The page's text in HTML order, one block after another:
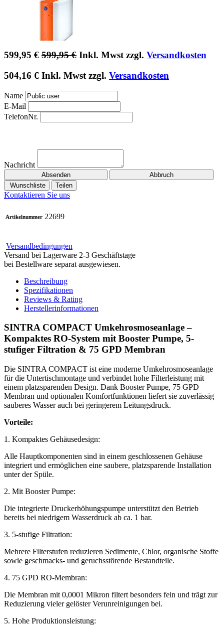
599,95 € 599,95€ Inkl. Mwst zzgl. Versandkosten
504,16 € Inkl. Mwst zzgl. Versandkosten
Name
E-Mail
TelefonNr.
Nachricht
Absenden
Abbruch
Wunschliste
Teilen
Kontaktieren Sie uns
Artikelnummer 22699
Versandbedingungen
Versand bei Lagerware 2-3 Geschäftstage
bei Bestellware separat ausgewiesen.
Beschreibung
Spezifikationen
Reviews & Rating
Herstellerinformationen
SINTRA COMPACT Umkehrosmoseanlage –
Kompaktes RO-System mit Booster Pumpe, 5-
stufiger Filtration & 75 GPD Membran​
Die SINTRA COMPACT ist eine moderne Umkehrosmoseanlage
für die Untertischmontage und verbindet hohe Filterleistung mit
einem platzsparenden Design. Dank Booster Pumpe, 75 GPD
Membran und optionalen Komfortfunktionen liefert sie zuverlässig
sauberes Wasser auch bei geringerem Leitungsdruck.
Vorteile:
1. Kompaktes Gehäusedesign:
Alle Hauptkomponenten sind in einem geschlossenen Gehäuse
integriert und ermöglichen eine saubere, platzsparende Installation
unter der Spüle.
2. Mit Booster Pumpe:
Die integrierte Druckerhöhungspumpe unterstützt den Betrieb
bereits bei niedrigem Wasserdruck ab ca. 1 bar.
3. 5-stufige Filtration:
Mehrere Filterstufen reduzieren Sedimente, Chlor, organische Stoffe
sowie geschmacks- und geruchsstörende Bestandteile.
4. 75 GPD RO-Membran:
Die Membran mit 0,0001 Mikron filtert besonders fein und trägt zur
Reduzierung vieler gelöster Verunreinigungen bei.
5. Hohe Produktionsleistung: